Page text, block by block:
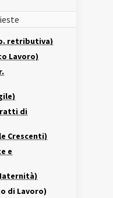
retributiva)
Lavoro)
di
Crescenti)
e
di Lavoro)